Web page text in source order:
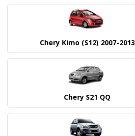
Chery Kimo (S12) 2007-2013
Chery S21 QQ